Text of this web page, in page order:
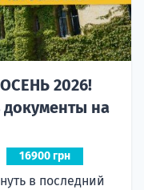
2026!
на
16900 грн
в последний